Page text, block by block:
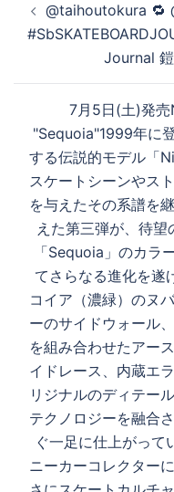
稿
ナ
ー
シ
ョ
ン
@taihoutokura 🔁
Journal
7月5日(土)発
"Sequoia"1999年に
する伝説的モデル「
スケートシーンやス
を与えたその系譜を
えた第三弾が、待
「Sequoia」のカラ
てさらなる進化を遂
コイア（濃緑）のヌ
ーのサイドウォール
を組み合わせたアー
イドレース、内蔵エ
リジナルのディテー
テクノロジーを融合
ぐ一足に仕上がって
ニーカーコレクター